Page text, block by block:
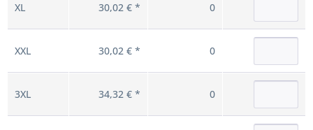
XL 30,02 € * 0
XXL 30,02 € * 0
3XL 34,32 € * 0